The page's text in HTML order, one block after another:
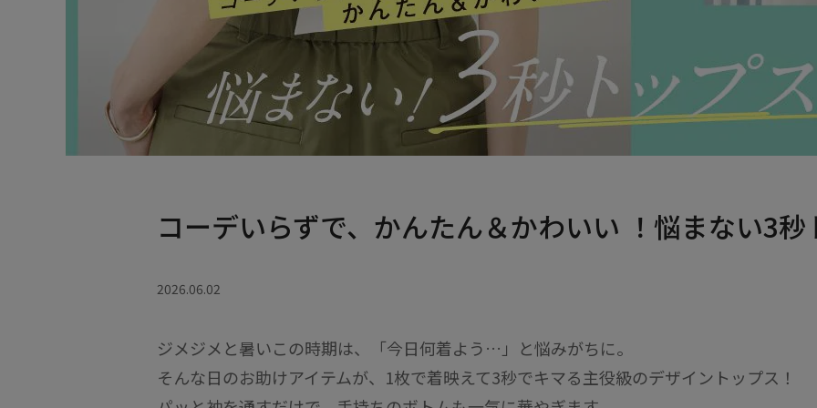
コーデいらずで、かんたん＆かわいい ！悩まない3秒
2026.06.02
ジメジメと暑いこの時期は、「今日何着よう…」と悩みがちに。
そんな日のお助けアイテムが、1枚で着映えて3秒でキマる主役級のデザイントップス！